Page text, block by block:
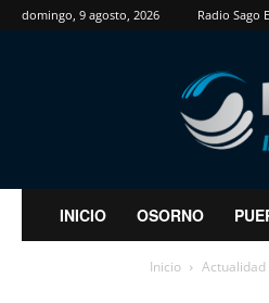
domingo, 9 agosto, 2026 Radio Sago
INICIO OSORNO
Inicio Actualidad